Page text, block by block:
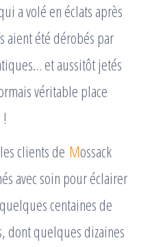
a volé en éclats après
aient été dérobés par
et aussitôt jetés
véritable place
clients de Mossack
avec soin pour éclairer
centaines de
dont quelques dizaines